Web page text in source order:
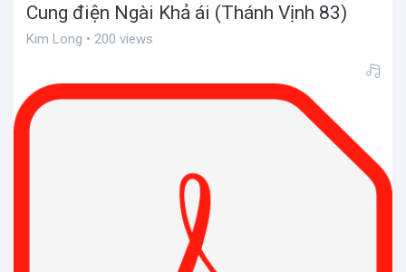
Cung điện Ngài Khả ái (Thánh Vịnh 83)
Kim Long • 200 views